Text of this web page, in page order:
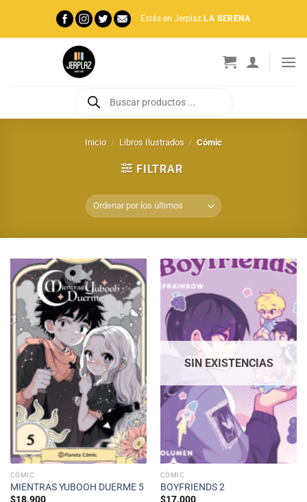
contenido
Estás en Jerplaz LA SERENA
productos
Inicio / Libros Ilustrados / Cómic
FILTRAR
CÓMIC
MIENTRAS YUBOOH DUERME 5
$18.900
SIN EXISTENCIAS
CÓMIC
BOYFRIENDS 2
$17.000